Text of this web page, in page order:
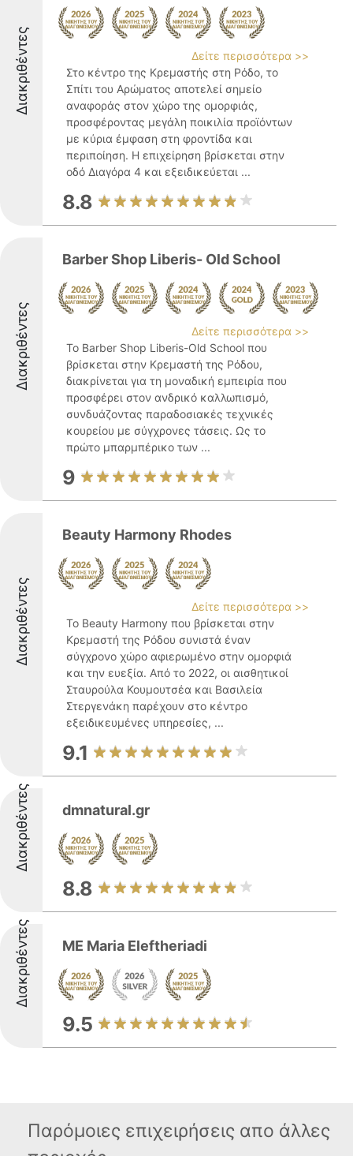
Διακριθέντες
Δείτε περισσότερα >>
Στο κέντρο της Κρεμαστής στη Ρόδο, το
Σπίτι του Αρώματος αποτελεί σημείο
αναφοράς στον χώρο της ομορφιάς,
προσφέροντας μεγάλη ποικιλία προϊόντων
με κύρια έμφαση στη φροντίδα και
περιποίηση. Η επιχείρηση βρίσκεται στην
οδό Διαγόρα 4 και εξειδικεύεται ...
8.8
Διακριθέντες
Barber Shop Liberis- Old School
Δείτε περισσότερα >>
Το Barber Shop Liberis-Old School που
βρίσκεται στην Κρεμαστή της Ρόδου,
διακρίνεται για τη μοναδική εμπειρία που
προσφέρει στον ανδρικό καλλωπισμό,
συνδυάζοντας παραδοσιακές τεχνικές
κουρείου με σύγχρονες τάσεις. Ως το
πρώτο μπαρμπέρικο των ...
9
Διακριθέντες
Beauty Harmony Rhodes
Δείτε περισσότερα >>
Το Beauty Harmony που βρίσκεται στην
Κρεμαστή της Ρόδου συνιστά έναν
σύγχρονο χώρο αφιερωμένο στην ομορφιά
και την ευεξία. Από το 2022, οι αισθητικοί
Σταυρούλα Κουμουτσέα και Βασιλεία
Στεργενάκη παρέχουν στο κέντρο
εξειδικευμένες υπηρεσίες, ...
9.1
Διακριθέντες dmnatural.gr
8.8
Διακριθέντες ΜΕ Maria Εleftheriadi
9.5
Παρόμοιες επιχειρήσεις απο άλλες